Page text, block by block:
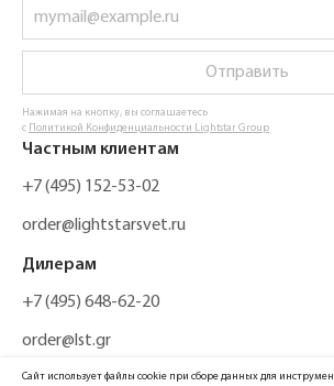
Отправить
Нажимая на кнопку, вы соглашаетесь
с Политикой Конфиденциальности Lightstar Group
Частным клиентам
+7 (495) 152-53-02
order@lightstarsvet.ru
Дилерам
+7 (495) 648-62-20
order@lst.gr
Сайт использует файлы cookie при сборе данных для